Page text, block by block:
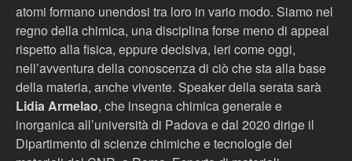
atomi formano unendosi tra loro in vario modo. Siamo nel
regno della chimica, una disciplina forse meno di appeal
rispetto alla fisica, eppure decisiva, ieri come oggi,
nell’avventura della conoscenza di ciò che sta alla base
della materia, anche vivente. Speaker della serata sarà
Lidia Armelao, che insegna chimica generale e
inorganica all’università di Padova e dal 2020 dirige il
Dipartimento di scienze chimiche e tecnologie dei